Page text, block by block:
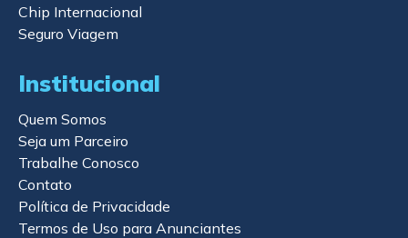
Chip Internacional
Seguro Viagem
Institucional
Quem Somos
Seja um Parceiro
Trabalhe Conosco
Contato
Política de Privacidade
Termos de Uso para Anunciantes